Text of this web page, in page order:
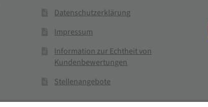
Datenschutzerklärung
Impressum
Information zur Echtheit von
Kundenbewertungen
Stellenangebote